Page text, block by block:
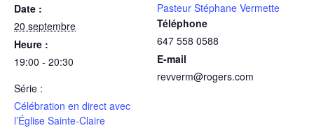
Date :
20 septembre
Heure :
19:00 - 20:30
Série :
Célébration en direct avec
l’Église Sainte-Claire
Pasteur Stéphane Vermette
Téléphone
647 558 0588
E-mail
revverm@rogers.com